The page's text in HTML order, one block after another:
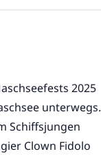
2025
unterwegs.
Schiffsjungen
Clown Fidolo